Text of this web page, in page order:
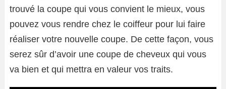
trouvé la coupe qui vous convient le mieux, vous
pouvez vous rendre chez le coiffeur pour lui faire
réaliser votre nouvelle coupe. De cette façon, vous
serez sûr d’avoir une coupe de cheveux qui vous
va bien et qui mettra en valeur vos traits.